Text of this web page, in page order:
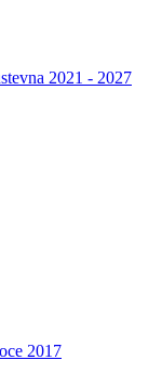
2021 - 2027
2017